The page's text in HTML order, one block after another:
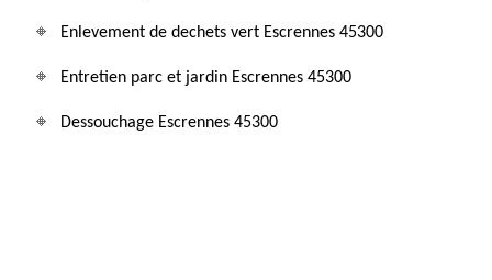
Enlevement de dechets vert Escrennes 45300
Entretien parc et jardin Escrennes 45300
Dessouchage Escrennes 45300